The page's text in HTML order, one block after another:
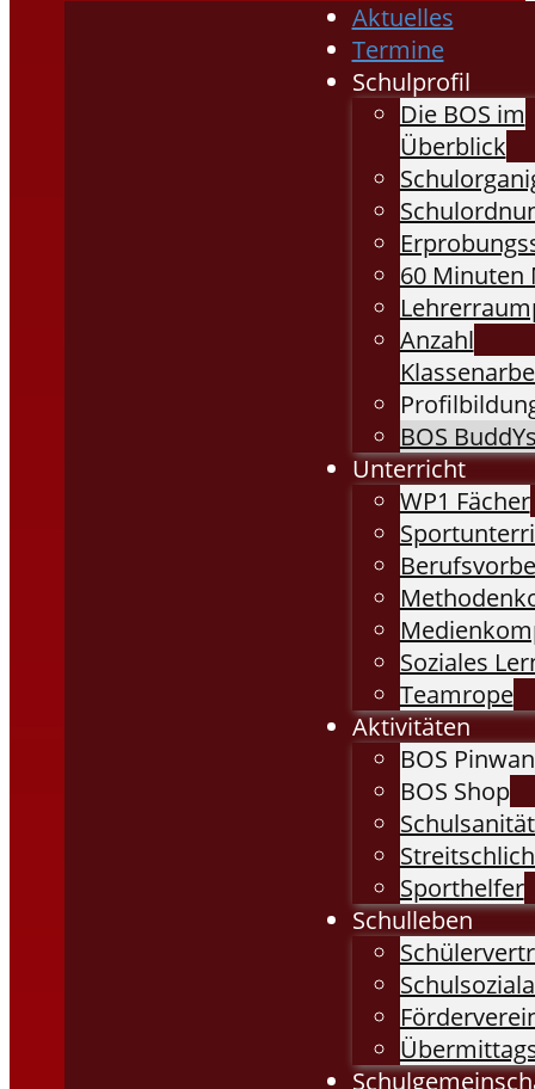
Aktuelles
Termine
Schulprofil
Die BOS im
Überblick
60 Minuten
Anzahl
BOS
Unterricht
WP1 Fächer
Soziales
Teamrope
Aktivitäten
BOS
BOS Shop
Sporthelfer
Schulleben